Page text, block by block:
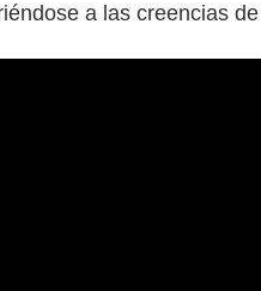
a las creencias